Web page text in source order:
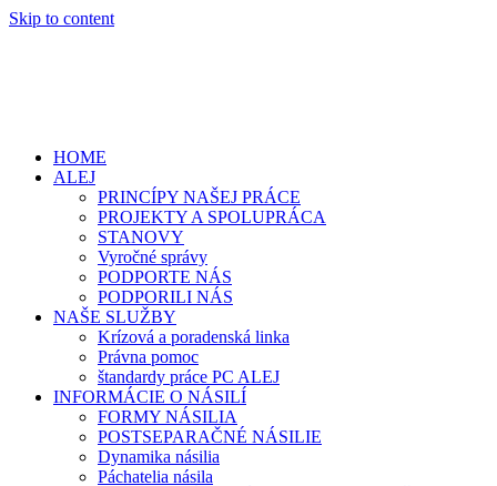
Skip to content
HOME
ALEJ
PRINCÍPY NAŠEJ PRÁCE
PROJEKTY A SPOLUPRÁCA
STANOVY
Vyročné správy
PODPORTE NÁS
PODPORILI NÁS
NAŠE SLUŽBY
Krízová a poradenská linka
Právna pomoc
štandardy práce PC ALEJ
INFORMÁCIE O NÁSILÍ
FORMY NÁSILIA
POSTSEPARAČNÉ NÁSILIE
Dynamika násilia
Páchatelia násila